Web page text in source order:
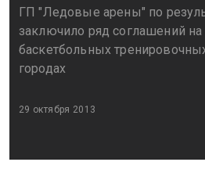
ГП "Ледовые арены" по
заключило ряд соглашений на
баскетбольных
городах
29 октября 2013